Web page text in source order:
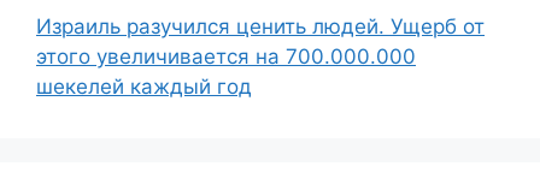
Израиль разучился ценить людей. Ущерб от
этого увеличивается на 700.000.000
шекелей каждый год